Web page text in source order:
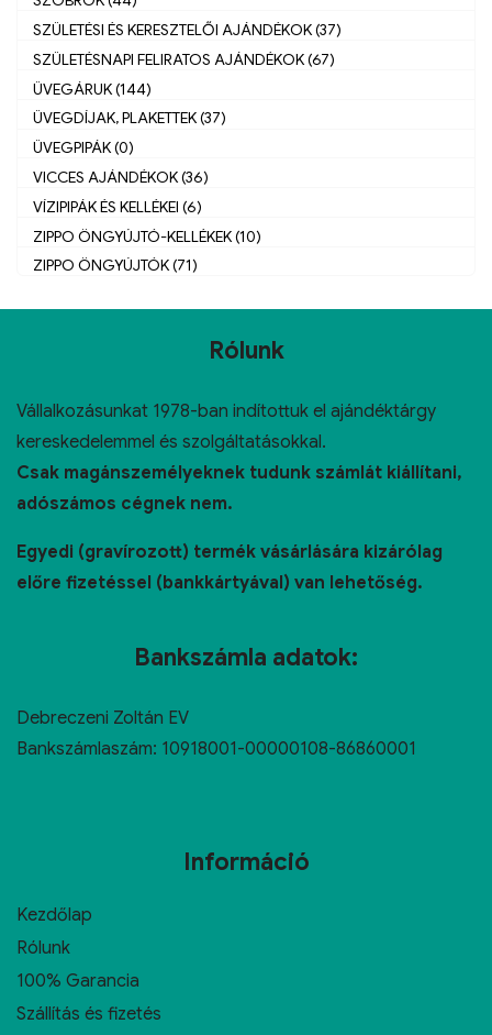
SZÜLETÉSI ÉS KERESZTELŐI AJÁNDÉKOK (37)
SZÜLETÉSNAPI FELIRATOS AJÁNDÉKOK (67)
ÜVEGÁRUK (144)
ÜVEGDÍJAK, PLAKETTEK (37)
ÜVEGPIPÁK (0)
VICCES AJÁNDÉKOK (36)
VÍZIPIPÁK ÉS KELLÉKEI (6)
ZIPPO ÖNGYÚJTÓ-KELLÉKEK (10)
ZIPPO ÖNGYÚJTÓK (71)
Rólunk
Vállalkozásunkat 1978-ban indítottuk el ajándéktárgy
kereskedelemmel és szolgáltatásokkal.
Csak magánszemélyeknek tudunk számlát kiállítani,
adószámos cégnek nem.
Egyedi (gravírozott) termék vásárlására kizárólag
előre fizetéssel (bankkártyával) van lehetőség.
Bankszámla adatok:
Debreczeni Zoltán EV
Bankszámlaszám: 10918001-00000108-86860001
Információ
Kezdőlap
Rólunk
100% Garancia
Szállítás és fizetés